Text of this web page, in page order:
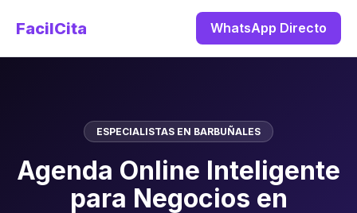
FacilCita WhatsApp Directo
ESPECIALISTAS EN BARBUÑALES
Agenda Online Inteligente
para Negocios en